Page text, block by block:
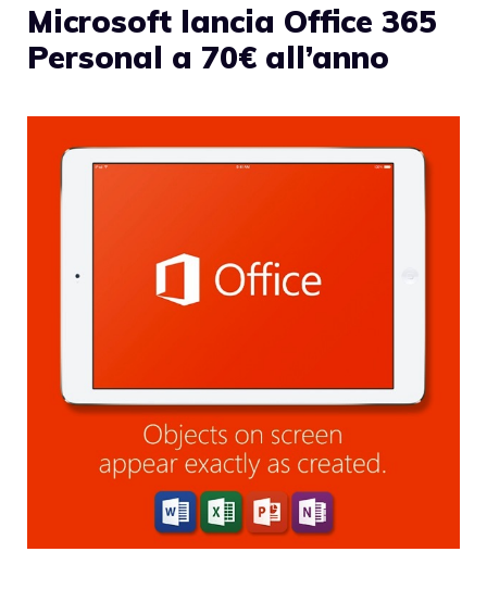
Microsoft lancia Office 365
Personal a 70€ all’anno